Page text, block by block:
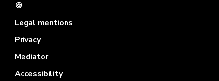
🍪
Legal mentions
Privacy
Mediator
Accessibility